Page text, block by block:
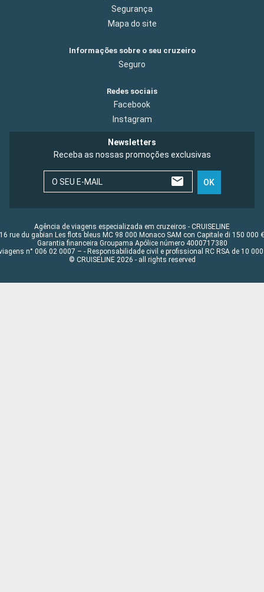
Segurança
Mapa do site
Informações sobre o seu cruzeiro
Seguro
Redes sociais
Facebook
Instagram
Newsletters
Receba as nossas promoções exclusivas
O SEU E-MAIL OK
Agência de viagens especializada em cruzeiros - CRUISELINE
16 rue du gabian Les flots bleus MC 98 000 Monaco SAM con Capitale di 150 000 €
Garantia financeira Groupama Apólice número 4000717380
n° 006 02 0007 – - Responsabilidade civil e profissional RC RSA de 10 000
© CRUISELINE 2026 - all rights reserved